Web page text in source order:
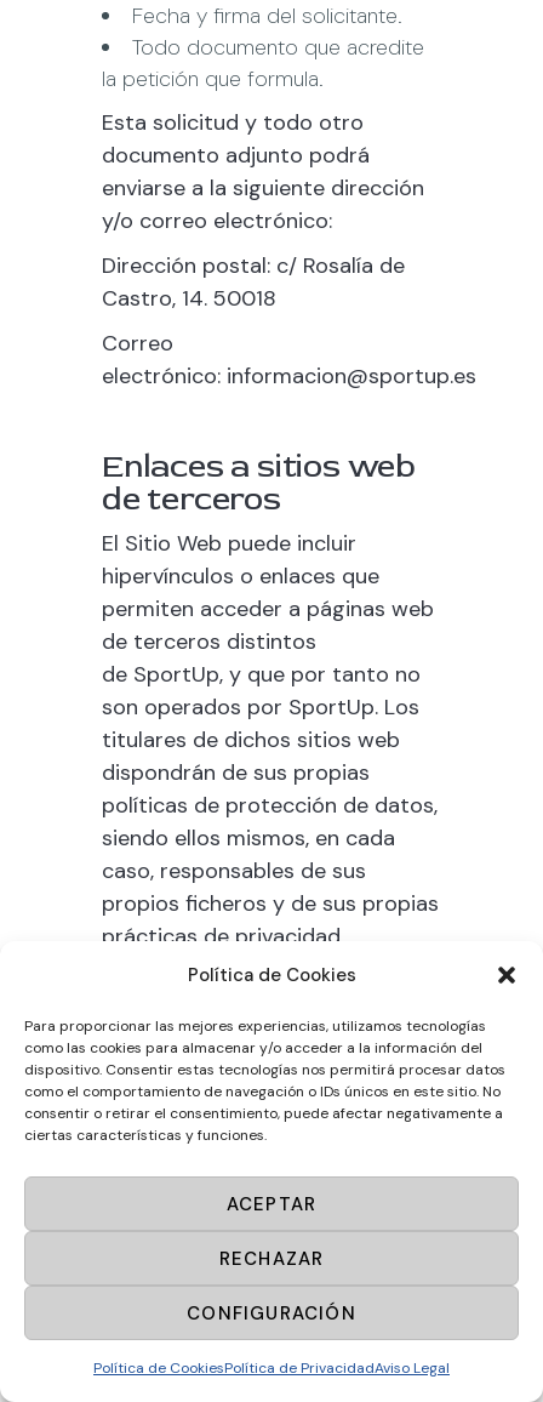
Política de Cookies
Para proporcionar las mejores experiencias, utilizamos tecnologías
como las cookies para almacenar y/o acceder a la información del
dispositivo. Consentir estas tecnologías nos permitirá procesar datos
como el comportamiento de navegación o IDs únicos en este sitio. No
consentir o retirar el consentimiento, puede afectar negativamente a
ciertas características y funciones.
ACEPTAR
RECHAZAR
CONFIGURACIÓN
Política de CookiesPolítica de PrivacidadAviso Legal
Fecha y firma del solicitante.
Todo documento que acredite
la petición que formula.
Esta solicitud y todo otro
documento adjunto podrá
enviarse a la siguiente dirección
y/o correo electrónico:
Dirección postal: c/ Rosalía de
Castro, 14. 50018
Correo
electrónico: informacion@sportup.es
Enlaces a sitios web
de terceros
El Sitio Web puede incluir
hipervínculos o enlaces que
permiten acceder a páginas web
de terceros distintos
de SportUp, y que por tanto no
son operados por SportUp. Los
titulares de dichos sitios web
dispondrán de sus propias
políticas de protección de datos,
siendo ellos mismos, en cada
caso, responsables de sus
propios ficheros y de sus propias
prácticas de privacidad.
Reclamaciones ante
la autoridad de
control
En caso de que el Usuario
problema o infracción de la
la que se están tratando sus
derecho a la tutela judicial